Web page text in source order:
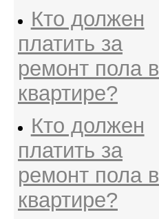
Кто должен
платить за
ремонт пола в
квартире?
Кто должен
платить за
ремонт пола в
квартире?